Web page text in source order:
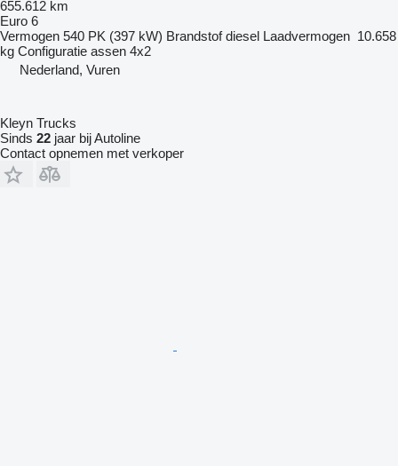
655.612 km
Euro 6
Vermogen 540 PK (397 kW) Brandstof diesel Laadvermogen 10.658
kg Configuratie assen 4x2
Nederland, Vuren
Kleyn Trucks
Sinds 22 jaar bij Autoline
Contact opnemen met verkoper